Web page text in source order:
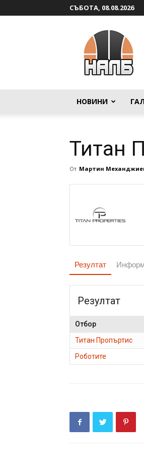
СЪБОТА, 08.08.2026
НОВИНИ
Титан
От Мартин
Резултат
Резултат
Отбор
Титан Пропъртис
Роботите